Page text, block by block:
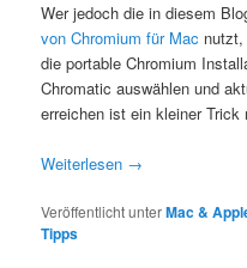
Wer jedoch die in diesem
von Chromium für Mac
die portable Chromium
Chromatic auswählen und
erreichen ist ein kleiner Trick
Weiterlesen →
Veröffentlicht unterMac &
Tipps